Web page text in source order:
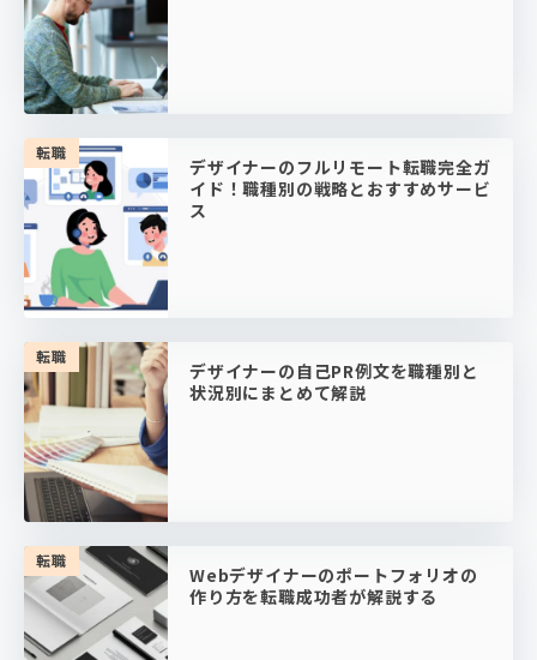
転職
デザイナーのフルリモート転職完全ガ
イド！職種別の戦略とおすすめサービ
ス
転職
デザイナーの自己PR例文を職種別と
状況別にまとめて解説
転職
Webデザイナーのポートフォリオの
作り方を転職成功者が解説する